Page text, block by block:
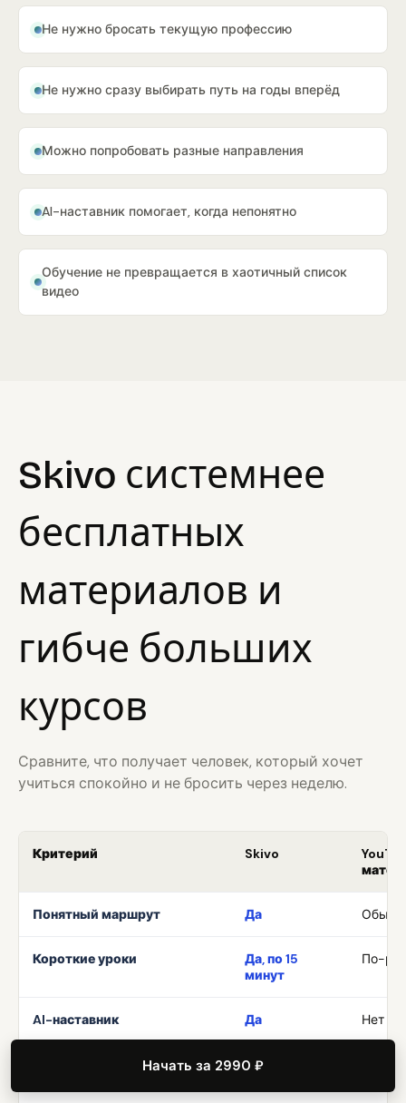
Не нужно бросать текущую профессию
Не нужно сразу выбирать путь на годы вперёд
Можно попробовать разные направления
AI-наставник помогает, когда непонятно
Обучение не превращается в хаотичный список
видео
Skivo системнее
бесплатных
материалов и
гибче больших
курсов
Сравните, что получает человек, который хочет
учиться спокойно и не бросить через неделю.
Критерий Skivo
Понятный маршрут Да
Короткие уроки
Да, по 15
минут
По-
AI-наставник Да Нет
Да
Начать за 2990 ₽